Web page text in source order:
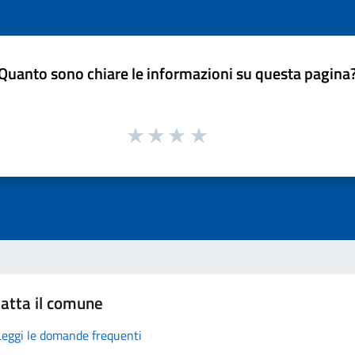
sono chiare le informazioni su questa
il comune
le domande frequenti